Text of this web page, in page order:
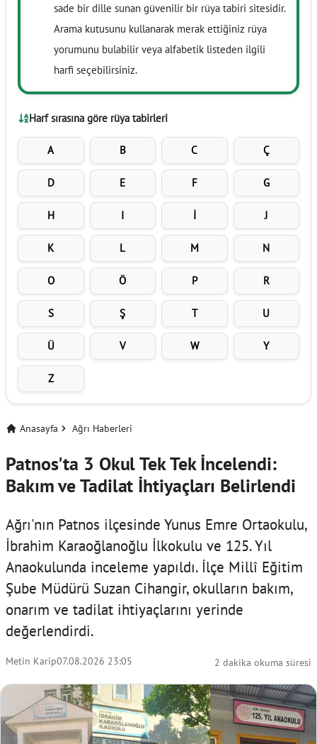
sade bir dille sunan güvenilir bir rüya tabiri sitesidir.
Arama kutusunu kullanarak merak ettiğiniz rüya
yorumunu bulabilir veya alfabetik listeden ilgili
harfi seçebilirsiniz.
Harf sırasına göre rüya tabirleri
A B C Ç
D E F G
H I İ J
K L M N
O Ö P R
S Ş T U
Ü V W Y
Z
Anasayfa Ağrı Haberleri
Patnos'ta 3 Okul Tek Tek İncelendi:
Bakım ve Tadilat İhtiyaçları Belirlendi
Ağrı'nın Patnos ilçesinde Yunus Emre Ortaokulu,
İbrahim Karaoğlanoğlu İlkokulu ve 125. Yıl
Anaokulunda inceleme yapıldı. İlçe Millî Eğitim
Şube Müdürü Suzan Cihangir, okulların bakım,
onarım ve tadilat ihtiyaçlarını yerinde
değerlendirdi.
Metin Karip07.08.2026 23:05 2 dakika okuma süresi